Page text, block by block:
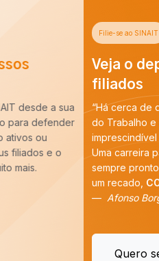
Veja o depoimento
“Há cerca de dez anos entrei
do Trabalho e ao longo desse
imprescindível o trabalho do
Uma carreira para ser forte
sempre pronto para batalhar
COM VOCÊ
Quero ser um filiado